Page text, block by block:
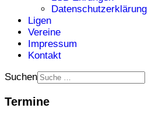
Datenschutzerklärung
Ligen
Vereine
Impressum
Kontakt
Suchen
Termine